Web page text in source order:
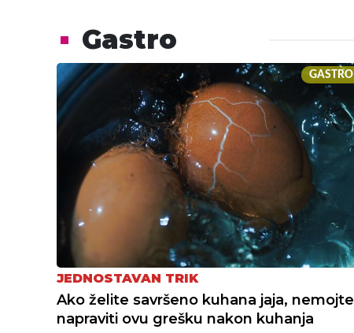
Gastro
GASTRO
JEDNOSTAVAN TRIK
Ako želite savršeno kuhana jaja, nemojte
napraviti ovu grešku nakon kuhanja